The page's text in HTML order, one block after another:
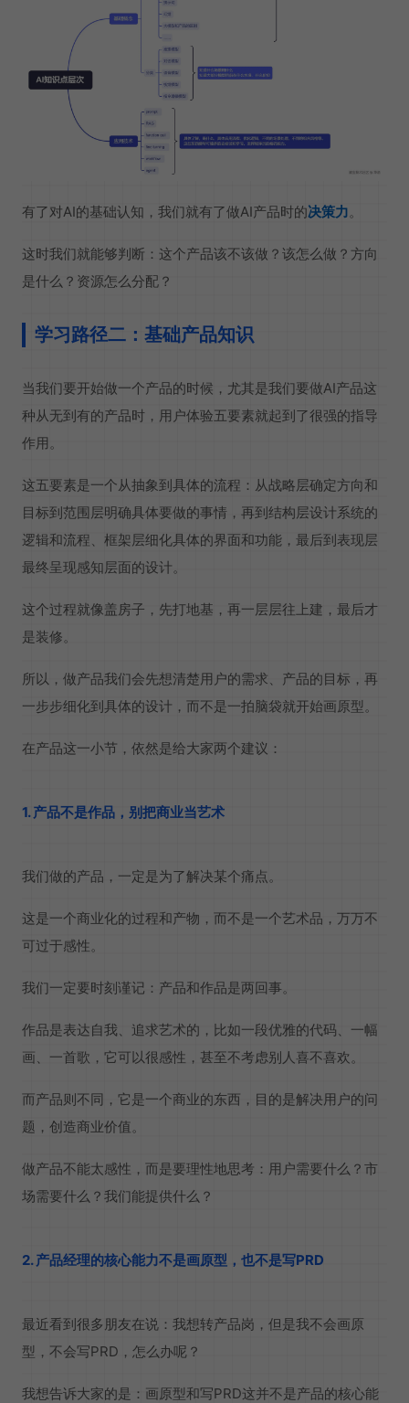
有了对AI的基础认知，我们就有了做AI产品时的决策力。
这时我们就能够判断：这个产品该不该做？该怎么做？方向
是什么？资源怎么分配？
学习路径二：基础产品知识
当我们要开始做一个产品的时候，尤其是我们要做AI产品这
种从无到有的产品时，用户体验五要素就起到了很强的指导
作用。
这五要素是一个从抽象到具体的流程：从战略层确定方向和
目标到范围层明确具体要做的事情，再到结构层设计系统的
逻辑和流程、框架层细化具体的界面和功能，最后到表现层
最终呈现感知层面的设计。
这个过程就像盖房子，先打地基，再一层层往上建，最后才
是装修。
所以，做产品我们会先想清楚用户的需求、产品的目标，再
一步步细化到具体的设计，而不是一拍脑袋就开始画原型。
在产品这一小节，依然是给大家两个建议：
1. 产品不是作品，别把商业当艺术
我们做的产品，一定是为了解决某个痛点。
这是一个商业化的过程和产物，而不是一个艺术品，万万不
可过于感性。
我们一定要时刻谨记：产品和作品是两回事。
作品是表达自我、追求艺术的，比如一段优雅的代码、一幅
画、一首歌，它可以很感性，甚至不考虑别人喜不喜欢。
而产品则不同，它是一个商业的东西，目的是解决用户的问
题，创造商业价值。
做产品不能太感性，而是要理性地思考：用户需要什么？市
场需要什么？我们能提供什么？
2. 产品经理的核心能力不是画原型，也不是写PRD
最近看到很多朋友在说：我想转产品岗，但是我不会画原
型，不会写PRD，怎么办呢？
我想告诉大家的是：画原型和写PRD这并不是产品的核心能